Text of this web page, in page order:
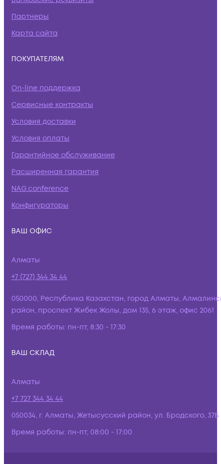
Партнеры
Карта сайта
ПОКУПАТЕЛЯМ
On-line поддержка
Сервисные контракты
Условия доставки
Условия оплаты
Гарантийное обслуживание
Расширенная гарантия
NAG.conference
Конфигураторы
ВАШ ОФИС
Алматы
+7 (727) 344 34 44
050000, Республика Казахстан, город Алматы,
район, проспект Жибек Жолы, дом 135, 6 этаж, офис 2061
Время работы: пн-пт, 8:30 - 17:30
ВАШ СКЛАД
Алматы
+7 727 344 34 44
050034, г. Алматы, Жетысусский район, ул. Бродского, 37Б
Время работы: пн-пт, 08:00 - 17:00